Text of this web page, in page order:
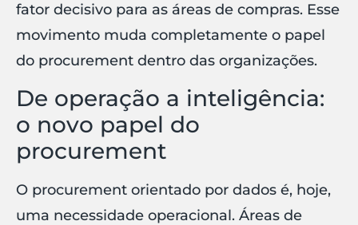
fator decisivo para as áreas de compras. Esse
movimento muda completamente o papel
do procurement dentro das organizações.
De operação a inteligência:
o novo papel do
procurement
O procurement orientado por dados é, hoje,
uma necessidade operacional. Áreas de